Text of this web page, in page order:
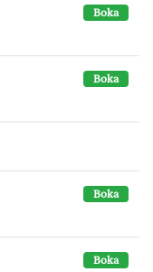
Boka
Boka
Boka
Boka